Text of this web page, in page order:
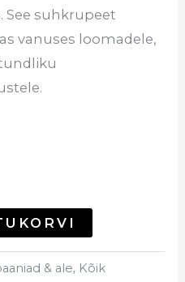
See suhkrupeet
vanuses loomadele,
& ale, Kõik